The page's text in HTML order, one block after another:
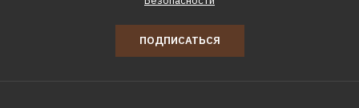
ПОДПИСАТЬСЯ